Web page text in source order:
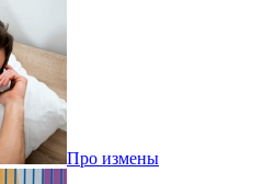
Про измены